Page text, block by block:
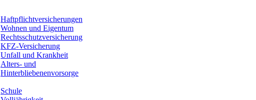
Haftpflichtversicherungen
Wohnen und Eigentum
Rechtsschutzversicherung
KFZ-Versicherung
Unfall und Krankheit
Alters- und
Hinterbliebenenvorsorge
Schule